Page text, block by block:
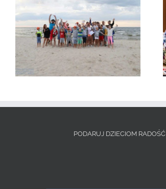
Letnia Akademia Marzeń 2016 –
film
PODARUJ DZIECIOM RADOŚĆ